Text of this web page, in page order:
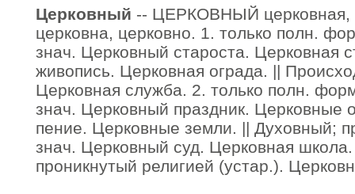
Церковный -- ЦЕРКОВНЫЙ церковная,
церковна, церковно. 1. только полн.
знач. Церковный староста. Церковная
живопись. Церковная ограда. ||
Церковная служба. 2. только полн.
знач. Церковный праздник. Церковные
пение. Церковные земли. || Духовный;
знач. Церковный суд. Церковная
проникнутый религией (устар.).